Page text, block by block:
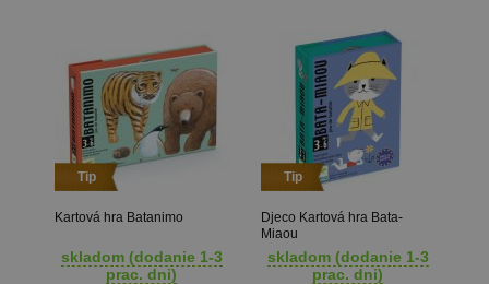
Tip
Kartová hra Batanimo
skladom (dodanie 1-3
prac. dni)
Tip
Djeco Kartová hra Bata-
Miaou
skladom (dodanie 1-3
prac. dni)